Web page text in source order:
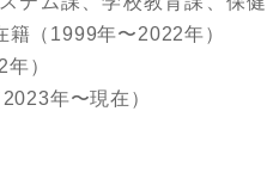
（1999年〜2022年）
）
年〜現在）